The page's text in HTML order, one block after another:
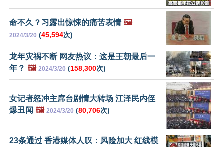
命不久？习露出惊悚的痛苦表情 🖼️
2024/3/20 (45,594次)
龙年灾祸不断 网友热议：这是王朝最后一
年？ 🖼️ 2024/3/20 (158,300次)
女记者怒冲主席台剧情大转场 江泽民内侄
爆丑闻 🖼️ 2024/3/20 (80,706次)
23条通过 香港媒体人叹：风险加大 红线模